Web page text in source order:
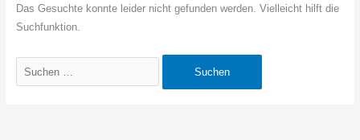
Das Gesuchte konnte leider nicht gefunden werden. Vielleicht hilft die
Suchfunktion.